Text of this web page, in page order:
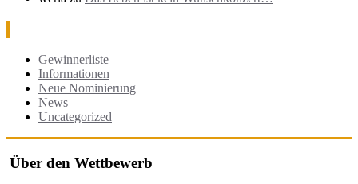
Gewinnerliste
Informationen
Neue Nominierung
News
Uncategorized
Über den Wettbewerb